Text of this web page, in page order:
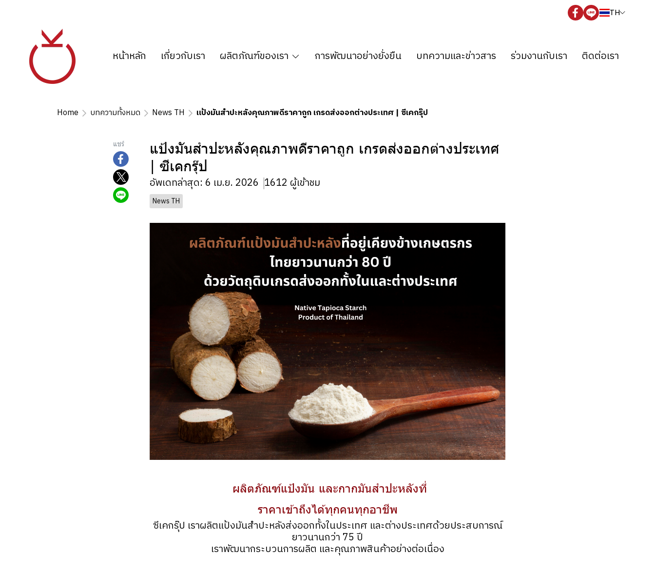
TH
หน้าหลัก เกี่ยวกับเรา ผลิตภัณฑ์ของเรา การพัฒนาอย่างยั่งยืน บทความและข่าวสาร ร่วมงานกับเรา ติดต่อเรา
Home บทความทั้งหมด News TH แป้งมันสำปะหลังคุณภาพดีราคาถูก เกรดส่งออกต่างประเทศ | ซีเคกรุ๊ป
แชร์
แป้งมันสำปะหลังคุณภาพดีราคาถูก เกรดส่งออกต่างประเทศ
| ซีเคกรุ๊ป
อัพเดทล่าสุด: 6 เม.ย. 2026 1612 ผู้เข้าชม
News TH
ผลิตภัณฑ์แป้งมัน และกากมันสำปะหลังที่
ราคาเข้าถึงได้ทุกคนทุกอาชีพ
ซีเคกรุ๊ป เราผลิตแป้งมันสำปะหลังส่งออกทั้งในประเทศ และต่างประเทศด้วยประสบการณ์
ยาวนานกว่า 75 ปี
เราพัฒนากระบวนการผลิต และคุณภาพสินค้าอย่างต่อเนื่อง